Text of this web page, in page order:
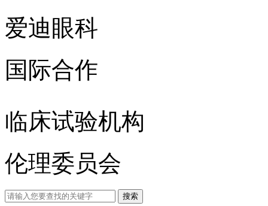
爱迪眼科
国际合作
临床试验机构
伦理委员会